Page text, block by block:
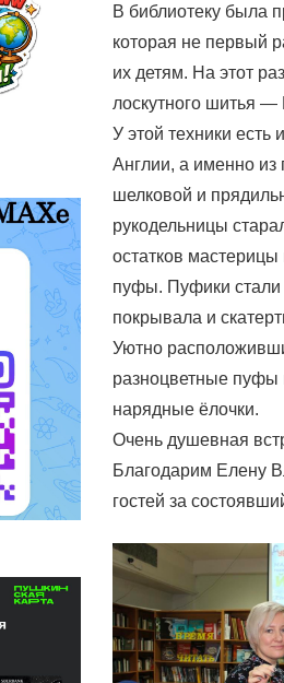
В библиотеку была
которая не первый
их детям. На этот
лоскутного шитья
У этой техники
Англии, а именно
шелковой и
рукодельницы
остатков
пуфы. Пуфики стали
покрывала и
Уютно
разноцветные пуфы
нарядные ёлочки.
Очень душевная
Благодарим Елену
гостей за